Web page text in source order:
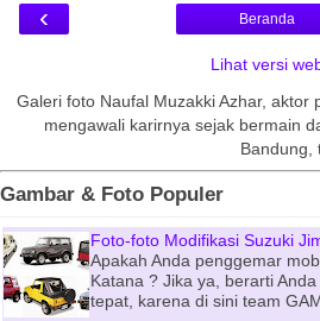
‹ Beranda
Lihat versi
Galeri foto Naufal Muzakki Azhar, aktor
mengawali karirnya sejak bermain
Bandung,
Gambar & Foto Populer
Foto-foto Modifikasi Suzuki
Apakah Anda penggemar
Katana ? Jika ya, berarti
tepat, karena di sini team